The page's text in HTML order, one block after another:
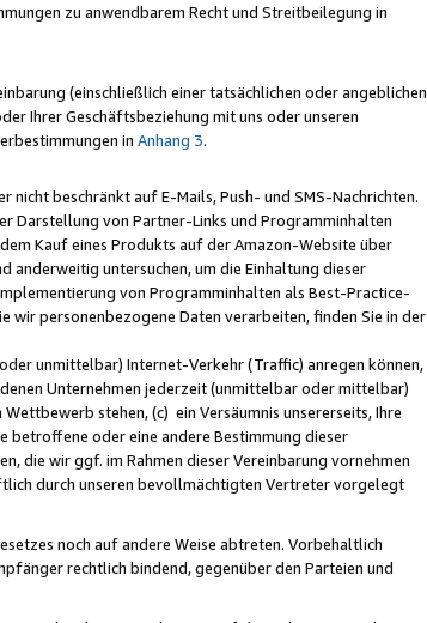
zu anwendbarem Recht und Streitbeilegung in
(einschließlich einer tatsächlichen oder angeblichen
Ihrer Geschäftsbeziehung mit uns oder unseren
in Anhang 3.
beschränkt auf E-Mails, Push- und SMS-Nachrichten.
Darstellung von Partner-Links und Programminhalten
Kauf eines Produkts auf der Amazon-Website über
anderweitig untersuchen, um die Einhaltung dieser
von Programminhalten als Best-Practice-
wir personenbezogene Daten verarbeiten, finden Sie in der
unmittelbar) Internet-Verkehr (Traffic) anregen können,
Unternehmen jederzeit (unmittelbar oder mittelbar)
stehen, (c) ein Versäumnis unsererseits, Ihre
betroffene oder eine andere Bestimmung dieser
die wir ggf. im Rahmen dieser Vereinbarung vornehmen
durch unseren bevollmächtigten Vertreter vorgelegt
noch auf andere Weise abtreten. Vorbehaltlich
rechtlich bindend, gegenüber den Parteien und